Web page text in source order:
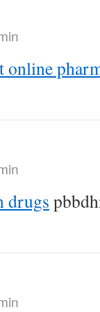
online
drugs